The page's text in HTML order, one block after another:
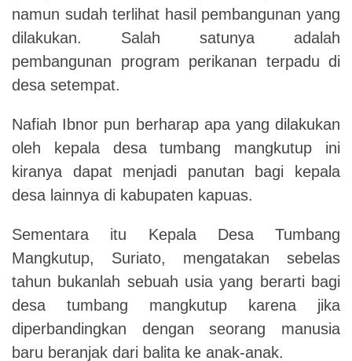
namun sudah terlihat hasil pembangunan yang
dilakukan. Salah satunya adalah
pembangunan program perikanan terpadu di
desa setempat.
Nafiah Ibnor pun berharap apa yang dilakukan
oleh kepala desa tumbang mangkutup ini
kiranya dapat menjadi panutan bagi kepala
desa lainnya di kabupaten kapuas.
Sementara itu Kepala Desa Tumbang
Mangkutup, Suriato, mengatakan sebelas
tahun bukanlah sebuah usia yang berarti bagi
desa tumbang mangkutup karena jika
diperbandingkan dengan seorang manusia
baru beranjak dari balita ke anak-anak.